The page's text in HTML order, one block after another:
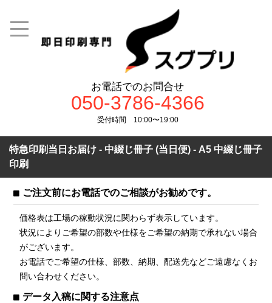
お電話でのお問合せ
050-3786-4366
受付時間 10:00〜19:00
特急印刷当日お届け - 中綴じ冊子 (当日便) - A5 中綴じ冊子
印刷
ご注文前にお電話でのご相談がお勧めです。
価格表は工場の稼動状況に関わらず表示しています。
状況によりご希望の部数や仕様をご希望の納期で承れない場合
がございます。
お電話でご希望の仕様、部数、納期、配送先などご遠慮なくお
問い合わせください。
データ入稿に関する注意点